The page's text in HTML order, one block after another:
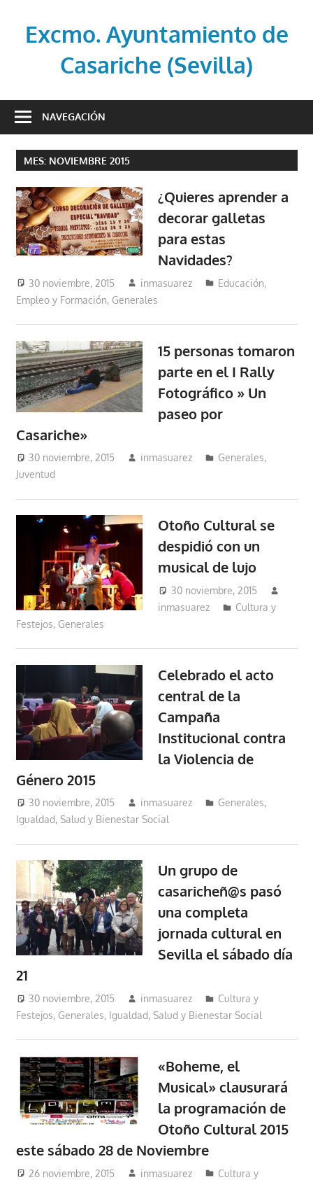
contenidoExcmo. Ayuntamiento de
Casariche (Sevilla)
oficial
Ayuntamiento
de
Casariche
(Sevilla)
NAVEGACIÓN
MES: NOVIEMBRE 2015
¿Quieres aprender a
decorar galletas
para estas
Navidades?
30 noviembre, 2015 inmasuarez
Educación,
Empleo y Formación, Generales
15 personas tomaron
parte en el I Rally
Fotográfico » Un
paseo por
Casariche»
30 noviembre, 2015 inmasuarez Generales,
Juventud
Otoño Cultural se
despidió con un
musical de lujo
30 noviembre, 2015
inmasuarez
Cultura y
Festejos, Generales
Celebrado el acto
central de la
Campaña
Institucional contra
la Violencia de
Género 2015
30 noviembre, 2015 inmasuarez Generales,
Igualdad, Salud y Bienestar Social
Un grupo de
casaricheñ@s pasó
una completa
jornada cultural en
Sevilla el sábado día
21
30 noviembre, 2015 inmasuarez
Cultura y
Festejos, Generales, Igualdad, Salud y Bienestar Social
«Boheme, el
Musical» clausurará
la programación de
Otoño Cultural 2015
este sábado 28 de Noviembre
26 noviembre, 2015 inmasuarez
Cultura y